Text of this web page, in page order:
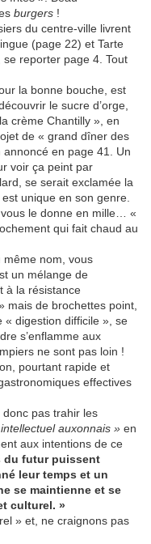
burgers !
du centre-ville livrent
(page 22) et Tarte
se reporter page 4. Tout
la bonne bouche, est
le sucre d’orge,
crème Chantilly », en
de « grand dîner des
en page 41. Un
voir ça peint par
se serait exclamée la
unique en son genre.
le donne en mille… «
qui fait chaud au
même nom, vous
un mélange de
à la résistance
mais de brochettes point,
« digestion difficile », se
s’enflamme aux
ne sont pas loin !
pourtant rapide et
effectives
pas trahir les
auxonnais » en
aux intentions de ce
du futur puissent
leur temps et un
se maintienne et se
culturel. »
» et, ne craignons pas